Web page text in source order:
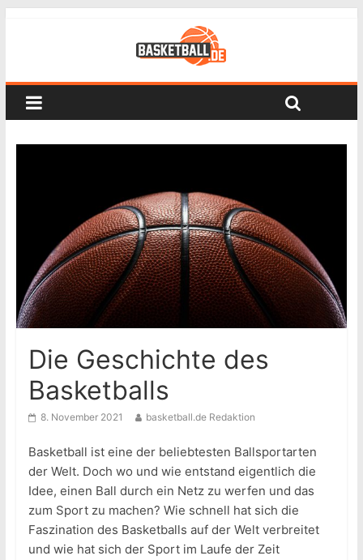
Die Geschichte des
Basketballs
8. November 2021 basketball.de Redaktion
Basketball ist eine der beliebtesten Ballsportarten
der Welt. Doch wo und wie entstand eigentlich die
Idee, einen Ball durch ein Netz zu werfen und das
zum Sport zu machen? Wie schnell hat sich die
Faszination des Basketballs auf der Welt verbreitet
und wie hat sich der Sport im Laufe der Zeit